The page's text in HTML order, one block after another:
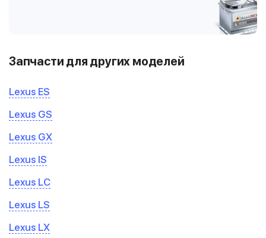
Запчасти для других моделей
Lexus ES
Lexus GS
Lexus GX
Lexus IS
Lexus LC
Lexus LS
Lexus LX